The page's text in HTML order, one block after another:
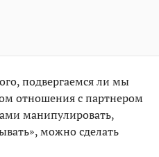
подвергаемся ли мы
отношения с партнером
манипулировать,
можно сделать